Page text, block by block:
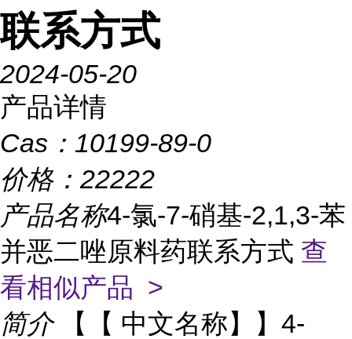
联系方式
2024-05-20
产品详情
Cas： 10199-89-0
价格： 22222
产品名称4-氯-7-硝基-2,1,3-苯
并恶二唑原料药联系方式 查
看相似产品 >
简介
【【 中文名称】】4-